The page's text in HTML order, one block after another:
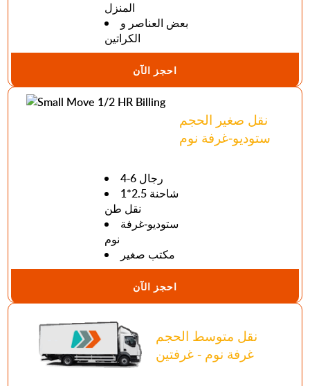
المنزل
بعض العناصر و
الكراتين
احجز الآن
نقل صغير الحجم
ستوديو-غرفة نوم
4-6 رجال
1*2.5 شاحنة
نقل طن
ستوديو-غرفة
نوم
مكتب صغير
احجز الآن
نقل متوسط الحجم
غرفة نوم - غرفتين